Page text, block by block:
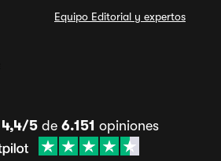
Equipo Editorial y expertos
4,4/5de 6.151 opiniones